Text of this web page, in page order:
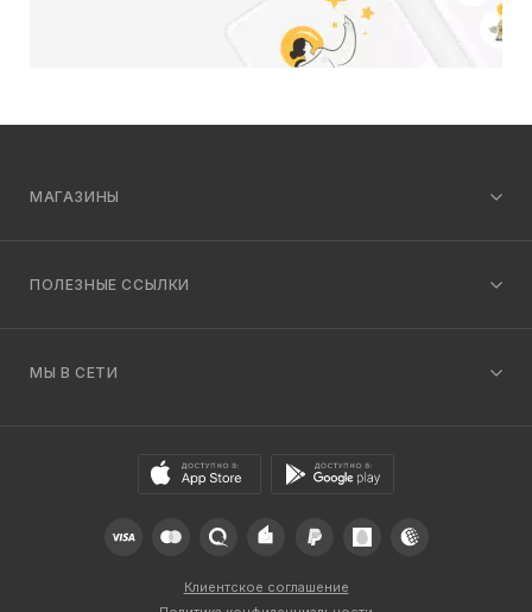
МАГАЗИНЫ
ПОЛЕЗНЫЕ ССЫЛКИ
МЫ В СЕТИ
Клиентское соглашение